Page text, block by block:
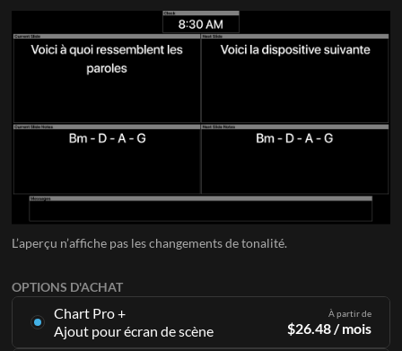
OPTIONS D'ACHAT
Chart Pro +
Ajout pour écran de scène
À partir de
$26.48/ mois
L’aperçu n’affiche pas les changements de tonalité.